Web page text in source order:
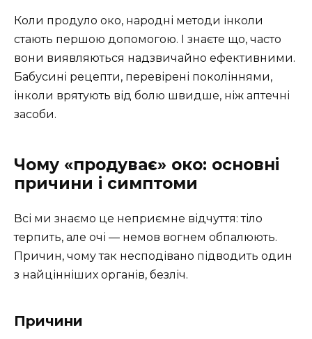
Коли продуло око, народні методи інколи
стають першою допомогою. І знаєте що, часто
вони виявляються надзвичайно ефективними.
Бабусині рецепти, перевірені поколіннями,
інколи врятують від болю швидше, ніж аптечні
засоби.
Чому «продуває» око: основні
причини і симптоми
Всі ми знаємо це неприємне відчуття: тіло
терпить, але очі — немов вогнем обпалюють.
Причин, чому так несподівано підводить один
з найцінніших органів, безліч.
Причини